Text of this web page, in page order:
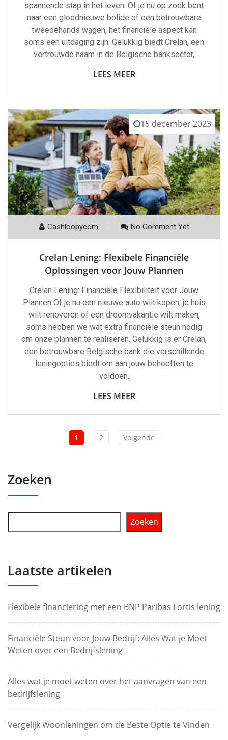
spannende stap in het leven. Of je nu op zoek bent
naar een gloednieuwe bolide of een betrouwbare
tweedehands wagen, het financiële aspect kan
soms een uitdaging zijn. Gelukkig biedt Crelan, een
vertrouwde naam in de Belgische banksector,
LEES MEER
15 december 2023
Cashloopycom No Comment Yet
Crelan Lening: Flexibele Financiële
Oplossingen voor Jouw Plannen
Crelan Lening: Financiële Flexibiliteit voor Jouw
Plannen Of je nu een nieuwe auto wilt kopen, je huis
wilt renoveren of een droomvakantie wilt maken,
soms hebben we wat extra financiële steun nodig
om onze plannen te realiseren. Gelukkig is er Crelan,
een betrouwbare Belgische bank die verschillende
leningopties biedt om aan jouw behoeften te
voldoen.
LEES MEER
1 2 Volgende
Zoeken
Zoeken
Laatste artikelen
Flexibele financiering met een BNP Paribas Fortis lening
Financiële Steun voor Jouw Bedrijf: Alles Wat je Moet
Weten over een Bedrijfslening
Alles wat je moet weten over het aanvragen van een
bedrijfslening
Vergelijk Woonleningen om de Beste Optie te Vinden